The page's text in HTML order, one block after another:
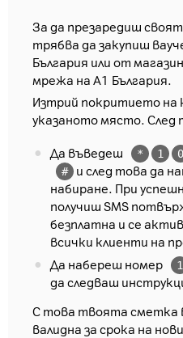
За да презаредиш
трябва да закупиш
България или от
мрежа на А1 България.
Изтрий покритието на
указаното място. След
Да въведеш * 1 0
#
и след това да
набиране. При
получиш SMS
безплатна и се
всички клиенти на
Да набереш номер
1
да следваш
С това твоята сметка
валидна за срока на